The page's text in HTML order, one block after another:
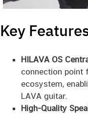
Key
HILAVA OS
connection point
ecosystem,
LAVA guitar.
High-Quality